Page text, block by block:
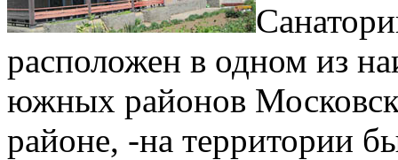
расположен в одном из
южных районов
районе, -на территории